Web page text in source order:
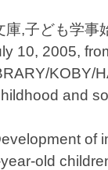
,子ども学事
10, 2005,
KOBY/
and
of
old